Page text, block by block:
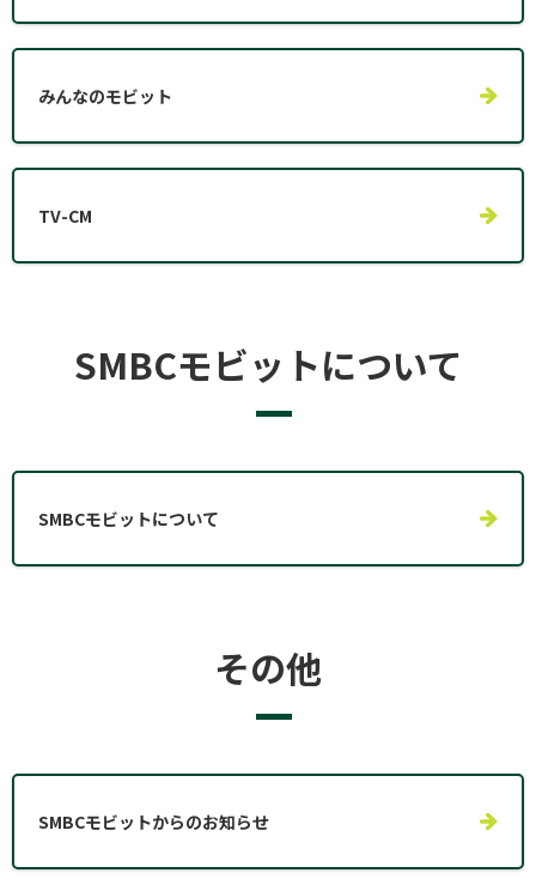
みんなのモビット
TV-CM
SMBCモビットについて
SMBCモビットについて
その他
SMBCモビットからのお知らせ